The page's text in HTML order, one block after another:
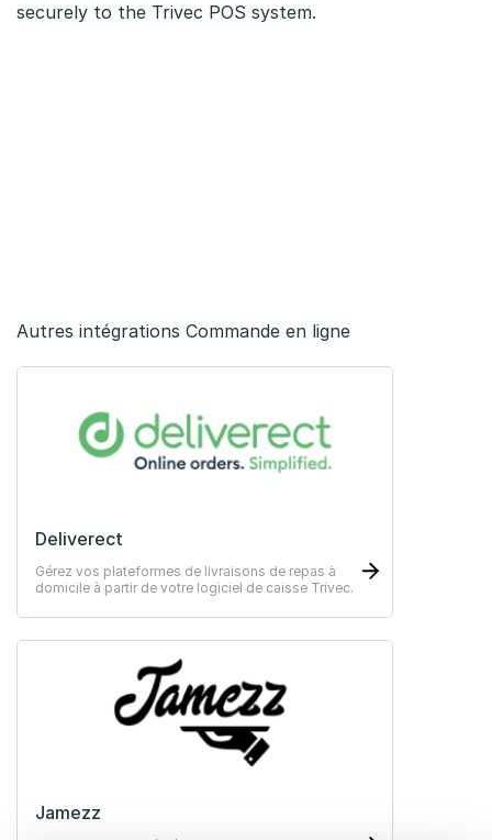
securely to the Trivec POS system.
Autres intégrations Commande en ligne
Deliverect
Gérez vos plateformes de livraisons de repas à
domicile à partir de votre logiciel de caisse Trivec.
Jamezz